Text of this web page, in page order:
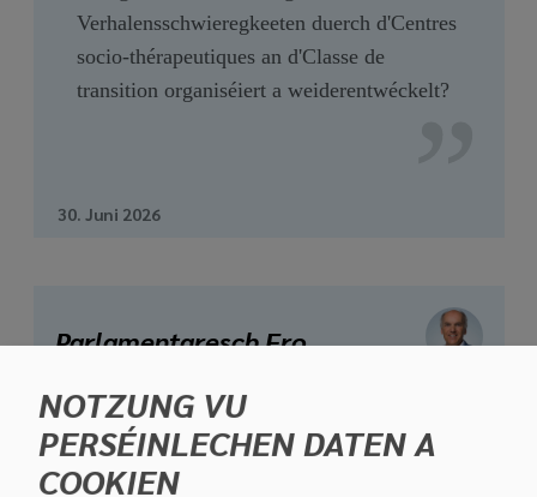
Verhalensschwieregkeeten duerch d'Centres
socio-thérapeutiques an d'Classe de
transition organiséiert a weiderentwéckelt?
30. Juni 2026
Parlamentaresch Fro
NOTZUNG VU
PERSÉINLECHEN DATEN A
COOKIEN